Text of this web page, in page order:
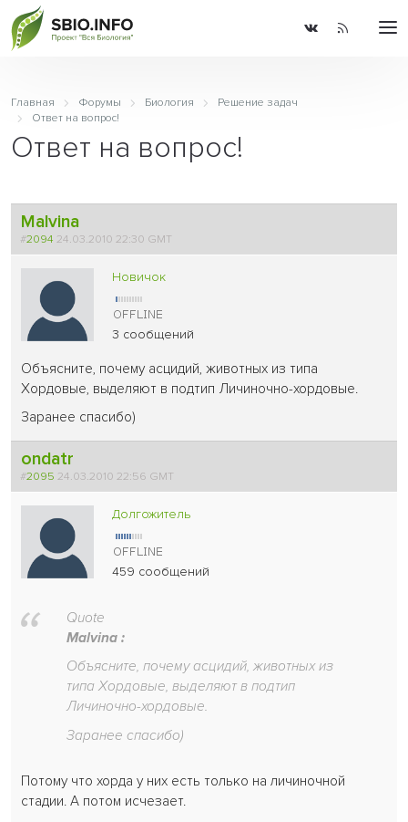
Главная Форумы Биология
Решение задач
Ответ на вопрос!
Ответ на вопрос!
Malvina
#2094 24.03.2010 22:30 GMT
Новичок
3 сообщений
Объясните, почему асцидий, животных из типа
Хордовые, выделяют в подтип Личиночно-хордовые.
Заранее спасибо)
ondatr
#2095 24.03.2010 22:56 GMT
Долгожитель
459 сообщений
Quote
Malvina :
Объясните, почему асцидий, животных из
типа Хордовые, выделяют в подтип
Личиночно-хордовые.
Заранее спасибо)
Потому что хорда у них есть только на личиночной
стадии. А потом исчезает.